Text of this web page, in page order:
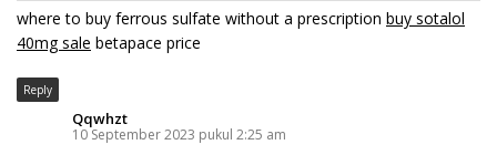
where to buy ferrous sulfate without a prescription buy sotalol
40mg sale betapace price
Reply
Qqwhzt
10 September 2023 pukul 2:25 am